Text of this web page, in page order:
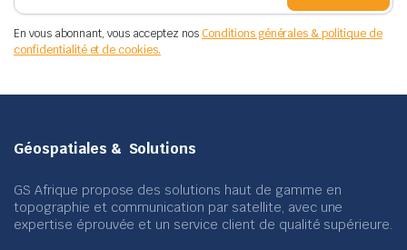
En vous abonnant, vous acceptez nosConditions générales & politique de
confidentialité et de cookies.
Géospatiales & Solutions
GS Afrique propose des solutions haut de gamme en
topographie et communication par satellite, avec une
expertise éprouvée et un service client de qualité supérieure.